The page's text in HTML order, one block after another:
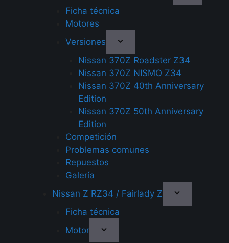
Ficha técnica
Motores
Versiones
Nissan 370Z Roadster Z34
Nissan 370Z NISMO Z34
Nissan 370Z 40th Anniversary
Edition
Nissan 370Z 50th Anniversary
Edition
Competición
Problemas comunes
Repuestos
Galería
Nissan Z RZ34 / Fairlady Z
Ficha técnica
Motor